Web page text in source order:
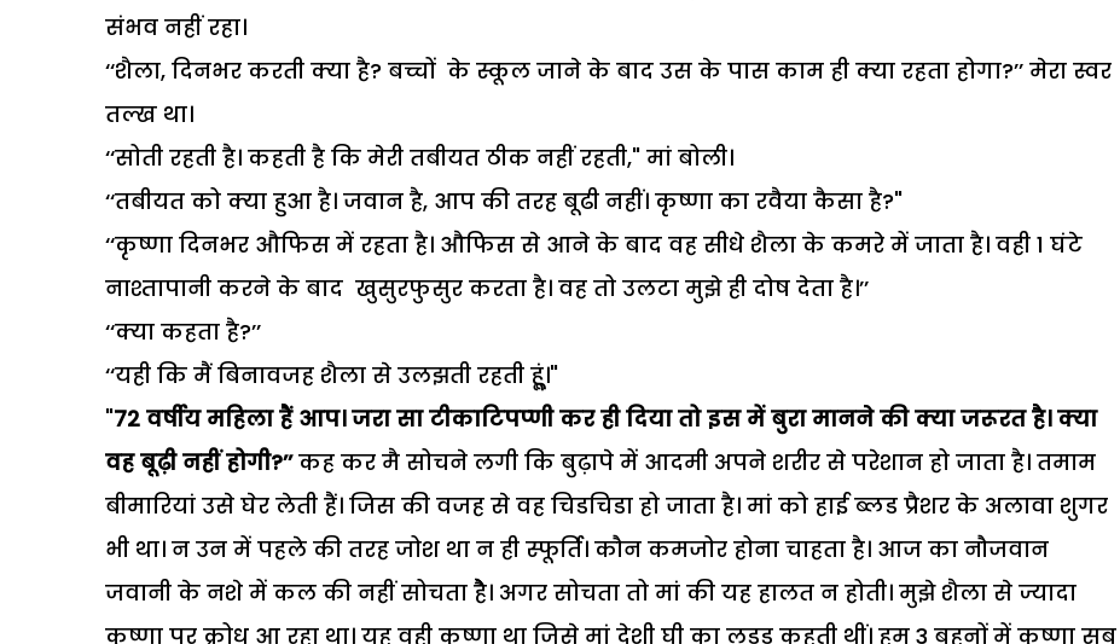
संभव नहीं रहा।
‘‘शैला, दिनभर करती क्या है? बच्चों के स्कूल जाने के बाद उस के पास काम ही क्या रहता होगा?’’ मेरा स्वर
तल्ख था।
‘‘सोती रहती है। कहती है कि मेरी तबीयत ठीक नहीं रहती," मां बोली।
‘‘तबीयत को क्या हुआ है। जवान है, आप की तरह बूढी नहीं। कृष्णा का रवैया कैसा है?"
‘‘कृष्णा दिनभर औफिस में रहता है। औफिस से आने के बाद वह सीधे शैला के कमरे में जाता है। वही 1 घंटे
नाश्तापानी करने के बाद खुसुरफुसुर करता है। वह तो उलटा मुझे ही दोष देता है।’’
‘‘क्या कहता है?’’
‘‘यही कि मैं बिनावजह शैला से उलझती रहती हूूं।"
"72 वर्षीय महिला हैं आप। जरा सा टीकाटिपप्णी कर ही दिया तो इस में बुरा मानने की क्या जरूरत है। क्या
वह बूढ़ी नहीं होगी?’’कह कर मै सोचने लगी कि बुढ़ापे में आदमी अपने शरीर से परेशान हो जाता है। तमाम
बीमारियां उसे घेर लेती हैं। जिस की वजह से वह चिडचिडा हो जाता है। मां को हाई ब्लड प्रैशर के अलावा शुगर
भी था। न उन में पहले की तरह जोश था न ही स्फूर्ति। कौन कमजोर होना चाहता है। आज का नौजवान
जवानी के नशे में कल की नहीं सोचता हेेै। अगर सोचता तो मां की यह हालत न होती। मुझे शैला से ज्यादा
कृष्णा पर क्रोध आ रहा था। यह वही कृष्णा था जिसे मां देशी घी का लडडू कहती थीं। हम 3 बहनों में कृष्णा सब